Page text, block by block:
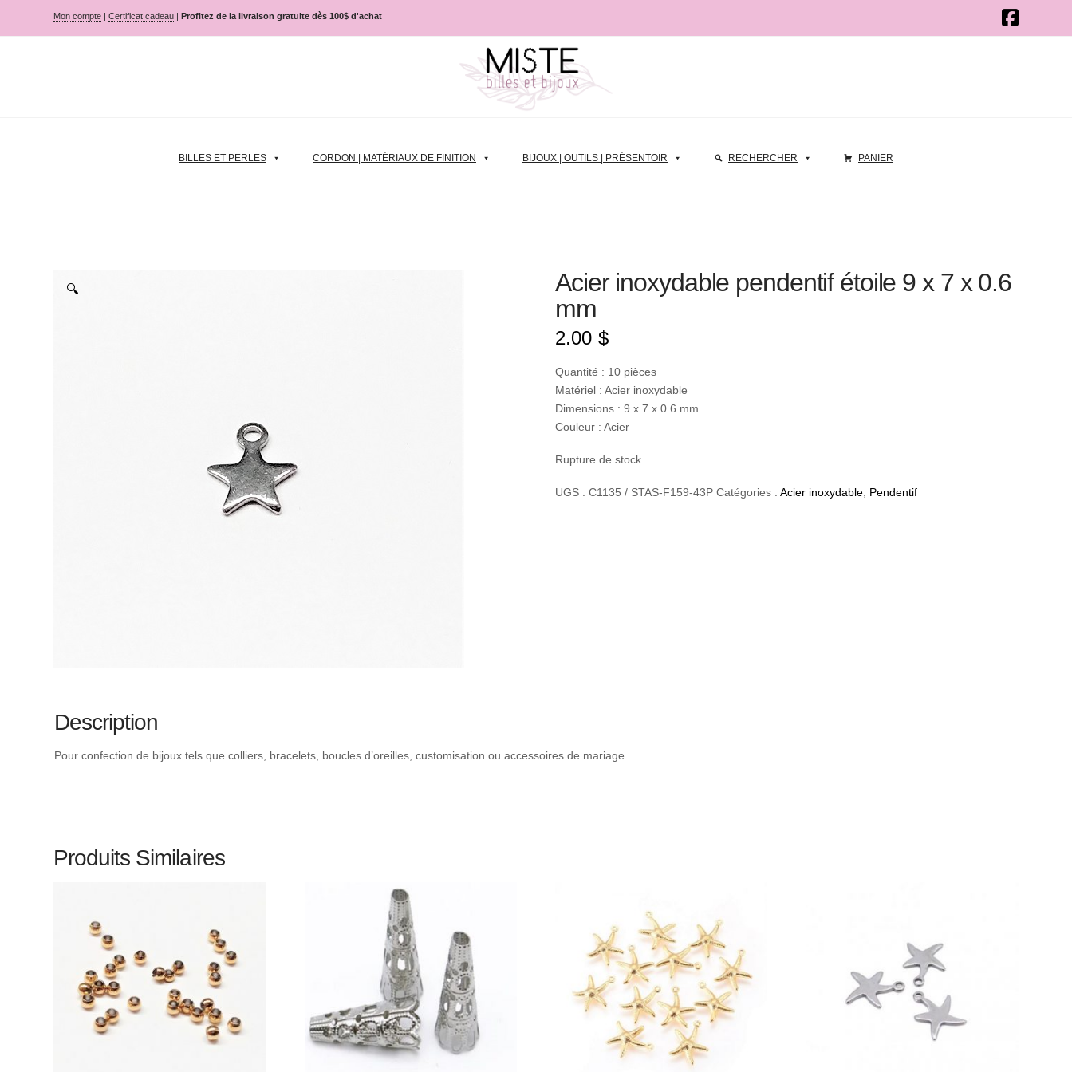
Mon compte |Certificat cadeau |Profitez de la livraison gratuite dès 100$ d'achat
BILLES ET PERLES CORDON | MATÉRIAUX DE FINITION BIJOUX | OUTILS | PRÉSENTOIR RECHERCHER PANIER
🔍
Acier inoxydable pendentif étoile 9 x 7 x 0.6
mm
2.00 $
Quantité : 10 pièces
Matériel : Acier inoxydable
Dimensions : 9 x 7 x 0.6 mm
Couleur : Acier
Rupture de stock
UGS :C1135 / STAS-F159-43P Catégories :Acier inoxydable, Pendentif
Description
Pour confection de bijoux tels que colliers, bracelets, boucles d’oreilles, customisation ou accessoires de mariage.
Produits Similaires